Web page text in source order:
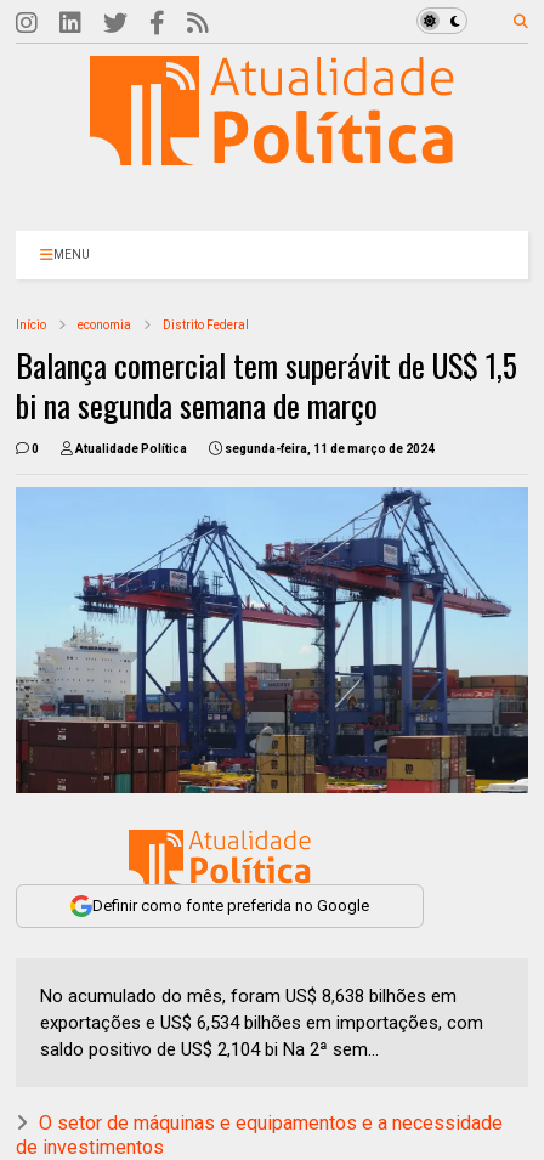
MENU
Início economia Distrito Federal
Balança comercial tem superávit de US$ 1,5
bi na segunda semana de março
0 Atualidade Política segunda-feira, 11 de março de 2024
Definir como fonte preferida no Google
No acumulado do mês, foram US$ 8,638 bilhões em
exportações e US$ 6,534 bilhões em importações, com
saldo positivo de US$ 2,104 bi Na 2ª sem...
O setor de máquinas e equipamentos e a necessidade
de investimentos